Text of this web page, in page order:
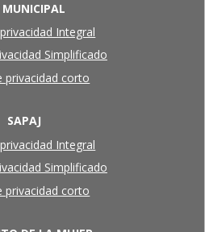
MUNICIPAL
Integral
Simplificado
privacidad corto
SAPAJ
Integral
Simplificado
privacidad corto